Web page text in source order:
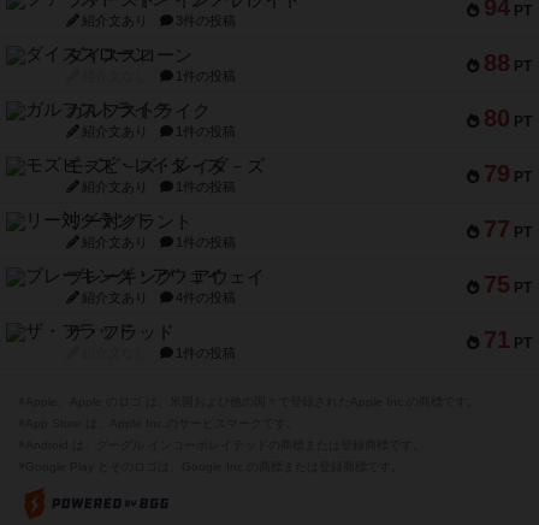
94 PT
紹介文あり 3件の投稿
88 PT
ダイススローン
1件の投稿
80 PT
ガルフストライク
紹介文あり 1件の投稿
79 PT
モズビ－ズ・レイダ－ズ
紹介文あり 1件の投稿
77 PT
リー対グラント
紹介文あり 1件の投稿
75 PT
ブレーキング・アウェイ
紹介文あり 4件の投稿
71 PT
ザ・フラッド
1件の投稿